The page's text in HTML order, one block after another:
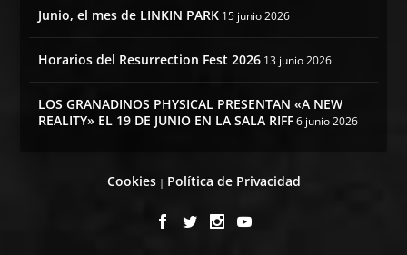
Junio, el mes de LINKIN PARK 15 junio 2026
Horarios del Resurrection Fest 2026 13 junio 2026
LOS GRANADINOS PHYSICAL PRESENTAN «A NEW
REALITY» EL 19 DE JUNIO EN LA SALA RIFF 6 junio 2026
Cookies| Política de Privacidad